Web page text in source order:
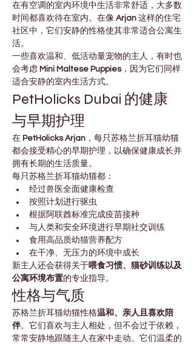
在有空调的室内环境中生活非常舒适，大多数
时间都喜欢待在室内。在像 Arjan 这样的住宅
社区中，它们安静的性格使其非常适合公寓生
活。
一些喜欢温和、低活动量宠物的主人，有时也
会考虑 Mini Maltese Puppies，因为它们同样
适合安静的室内生活方式。
PetHolicks Dubai 的健康
与早期护理
在 PetHolicks Arjan ，每只苏格兰折耳猫幼猫
都会接受精心的早期护理，以确保健康成长并
拥有长期的生活质量。
每只苏格兰折耳猫幼猫都：
经过兽医全面健康检查
按照计划进行驱虫
根据阿联酋标准完成疫苗接种
与人类和安全环境进行早期社交训练
食用高品质幼猫营养配方
在干净、无压力的环境中成长
新主人还会获得关于喂食习惯、猫砂训练以及
公寓环境布置的专业指导。
性格与气质
苏格兰折耳猫幼猫性格温和、亲人且喜欢陪
伴。它们喜欢与主人相处，但不会过于依赖，
常常安静地跟随主人在家中走动。它们温柔的